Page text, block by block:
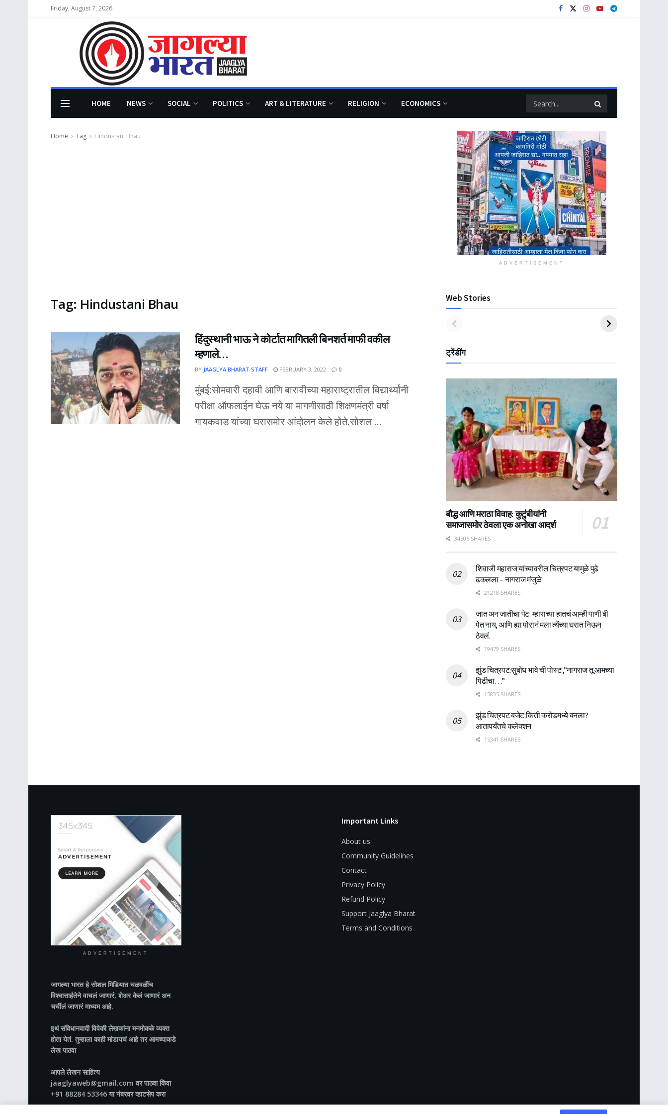
Friday, August 7, 2026
HOME NEWS SOCIAL POLITICS ART & LITERATURE RELIGION ECONOMICS
Home Tag Hindustani Bhau
Tag: Hindustani Bhau
हिंदुस्थानी भाऊ ने कोर्टात मागितली बिनशर्त माफी वकील
म्हणाले…
BY JAAGLYA BHARAT STAFF FEBRUARY 3, 2022 0
मुंबई:सोमवारी दहावी आणि बारावीच्या महाराष्ट्रातील विद्यार्थ्यांनी
परीक्षा ऑफलाईन घेऊ नये या मागणीसाठी शिक्षणमंत्री वर्षा
गायकवाड यांच्या घरासमोर आंदोलन केले होते.सोशल ...
ADVERTISEMENT
Web Stories
ट्रेंडींग
बौद्ध आणि मराठा विवाह: कुटुंबीयांनी
समाजासमोर ठेवला एक अनोखा आदर्श
34506 SHARES
शिवाजी महाराज यांच्यावरील चित्रपट यामुळे पुढे
ढकलला – नागराज मंजुळे
21218 SHARES
जात अन जातीचा पेट: म्हाराच्या हातचं आम्ही पाणी बी
पेत नाय, आणि ह्या पोरानं मला त्येंच्या घरात निऊन
ठेवलं.
19479 SHARES
झुंड चित्रपट:सुबोध भावे ची पोस्ट ,”नागराज तू आमच्या
पिढीचा…”
15835 SHARES
झुंड चित्रपट बजेट:किती करोडमध्ये बनला?
आतापर्यँतचे कलेक्शन
15341 SHARES
ADVERTISEMENT
जागल्या भारतहे सोशल मिडियात चळवळींच
विश्वासार्हतेने वाचलं जाणारं, शेअर केलं जाणारं अन
चर्चीलं जाणारं माध्यम आहे.
इथं संविधानवादी विवेकी लेखकांना मनमोकळे व्यक्त
होता येतं. तुम्हाला काही मांडायचं आहे तर आमच्याकडे
लेख पाठवा
आपले लेखन साहित्य
jaaglyaweb@gmail.com वर पाठवा किंवा
+91 88284 53346 या नंबरवर व्हाटसेप करा
Important Links
About us
Community Guidelines
Contact
Privacy Policy
Refund Policy
Support Jaaglya Bharat
Terms and Conditions